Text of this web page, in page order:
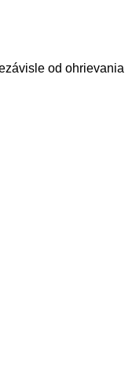
od ohrievania